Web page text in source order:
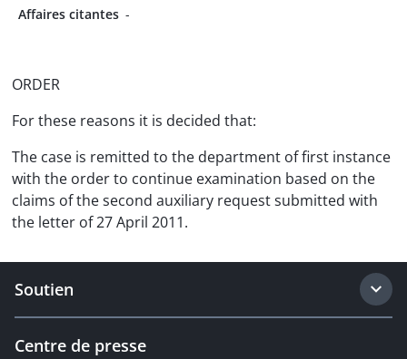
Affaires citantes -
ORDER
For these reasons it is decided that:
The case is remitted to the department of first instance
with the order to continue examination based on the
claims of the second auxiliary request submitted with
the letter of 27 April 2011.
Soutien
Centre de presse